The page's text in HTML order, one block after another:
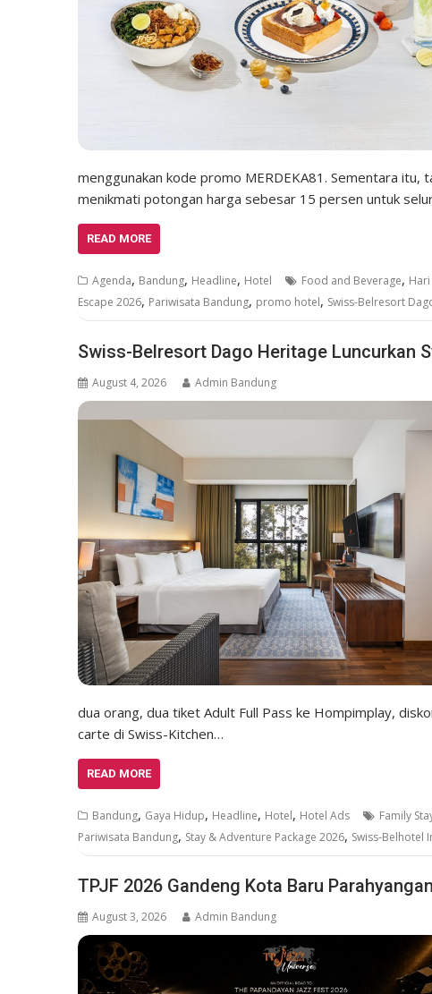
menggunakan kode promo MERDEKA81. Sementara
menikmati potongan harga sebesar 15 persen untuk
READ MORE
Agenda, Bandung, Headline, Hotel Food and Beverage,
Escape 2026, Pariwisata Bandung, promo hotel, Swiss-Belresort
Swiss-Belresort Dago Heritage Luncurkan
August 4, 2026 Admin Bandung
dua orang, dua tiket Adult Full Pass ke Hompimplay,
carte di Swiss-Kitchen…
READ MORE
Bandung, Gaya Hidup, Headline, Hotel, Hotel Ads Family
Pariwisata Bandung, Stay & Adventure Package 2026, Swiss-Belhotel
TPJF 2026 Gandeng Kota Baru
August 3, 2026 Admin Bandung